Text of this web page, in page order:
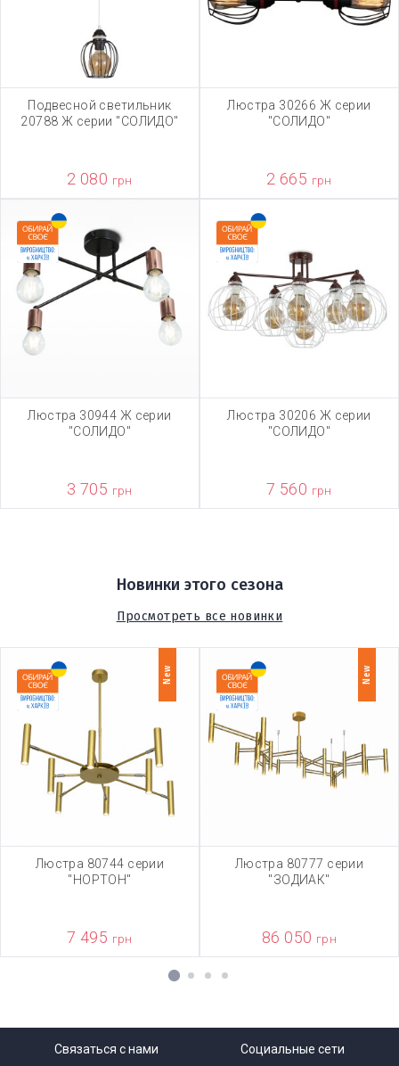
Подвесной светильник
20788 Ж серии "СОЛИДО"
2 080 грн
Люстра 30266 Ж серии
"СОЛИДО"
2 665 грн
Люстра 30944 Ж серии
"СОЛИДО"
3 705 грн
Люстра 30206 Ж серии
"СОЛИДО"
7 560 грн
Новинки этого сезона
Просмотреть все новинки
New
Люстра 80744 серии
"НОРТОН"
7 495 грн
New
Люстра 80777 серии
"ЗОДИАК"
86 050 грн
1 2 3 4
Связаться с нами Социальные сети